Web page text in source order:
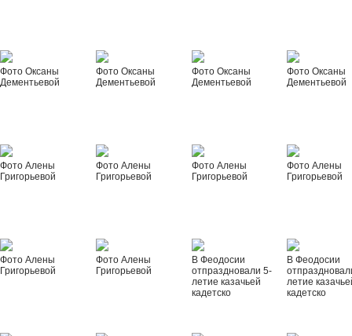
Фото Оксаны
Дементьевой
Фото Оксаны
Дементьевой
Фото Оксаны
Дементьевой
Фото Оксаны
Дементьевой
Фото Алены
Григорьевой
Фото Алены
Григорьевой
Фото Алены
Григорьевой
Фото Алены
Григорьевой
Фото Алены
Григорьевой
Фото Алены
Григорьевой
В Феодосии
отпраздновали 5-
летие казачьей
кадетско
В Феодосии
летие
кадетско